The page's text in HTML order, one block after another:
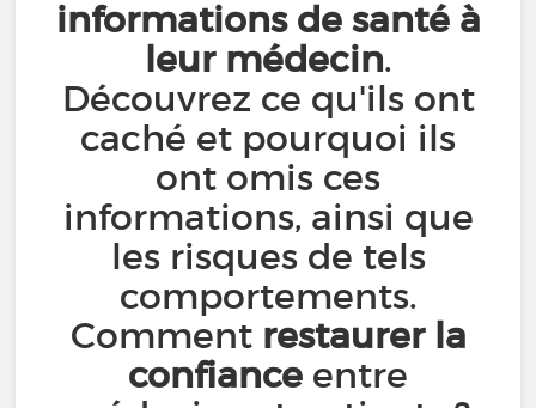
informations de santé à
leur médecin.
Découvrez ce qu'ils ont
caché et pourquoi ils
ont omis ces
informations, ainsi que
les risques de tels
comportements.
Comment restaurer la
confiance entre